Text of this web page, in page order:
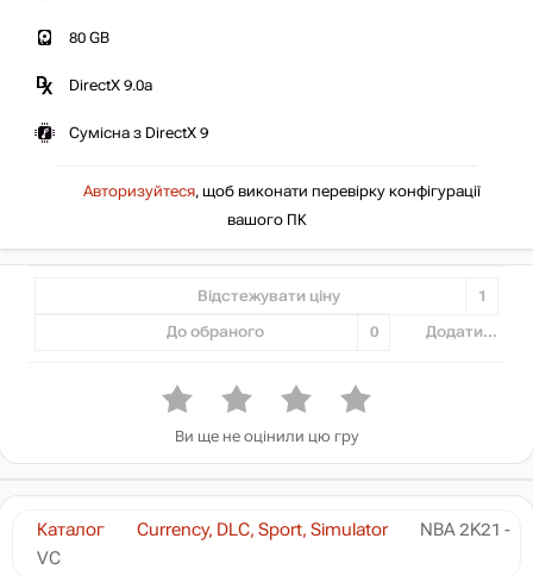
80 GB
DirectX 9.0a
Сумісна з DirectX 9
Авторизуйтеся, щоб виконати перевірку конфігурації
вашого ПК
Відстежувати ціну 1
До обраного 0 Додати...
Ви ще не оцінили цю гру
Каталог Currency, DLC, Sport, Simulator
NBA 2K21 -
VC